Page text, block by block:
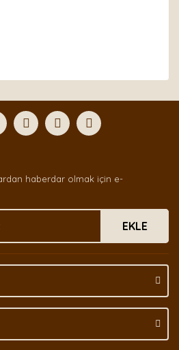
Yorum Yaz
iletebilirsiniz.
teşekkür ederiz.
bilgiler bulunuyor.
bulunuyor.
alternatifler olmalı.
haberdar olmak için e-
EKLE